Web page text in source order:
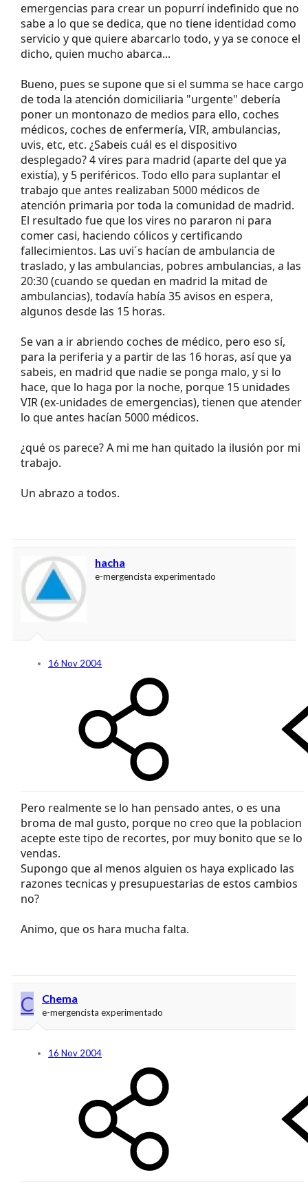
emergencias para crear un popurrí indefinido que no
sabe a lo que se dedica, que no tiene identidad como
servicio y que quiere abarcarlo todo, y ya se conoce el
dicho, quien mucho abarca...
Bueno, pues se supone que si el summa se hace cargo
de toda la atención domiciliaria "urgente" debería
poner un montonazo de medios para ello, coches
médicos, coches de enfermería, VIR, ambulancias,
uvis, etc, etc. ¿Sabeis cuál es el dispositivo
desplegado? 4 vires para madrid (aparte del que ya
existía), y 5 periféricos. Todo ello para suplantar el
trabajo que antes realizaban 5000 médicos de
atención primaria por toda la comunidad de madrid.
El resultado fue que los vires no pararon ni para
comer casi, haciendo cólicos y certificando
fallecimientos. Las uvi´s hacían de ambulancia de
traslado, y las ambulancias, pobres ambulancias, a las
20:30 (cuando se quedan en madrid la mitad de
ambulancias), todavía había 35 avisos en espera,
algunos desde las 15 horas.
Se van a ir abriendo coches de médico, pero eso sí,
para la periferia y a partir de las 16 horas, así que ya
sabeis, en madrid que nadie se ponga malo, y si lo
hace, que lo haga por la noche, porque 15 unidades
VIR (ex-unidades de emergencias), tienen que atender
lo que antes hacían 5000 médicos.
¿qué os parece? A mi me han quitado la ilusión por mi
trabajo.
Un abrazo a todos.
hacha
e-mergencista experimentado
16 Nov 2004
Pero realmente se lo han pensado antes, o es una
broma de mal gusto, porque no creo que la poblacion
acepte este tipo de recortes, por muy bonito que se lo
vendas.
Supongo que al menos alguien os haya explicado las
razones tecnicas y presupuestarias de estos cambios
no?
Animo, que os hara mucha falta.
C Chema
e-mergencista experimentado
16 Nov 2004